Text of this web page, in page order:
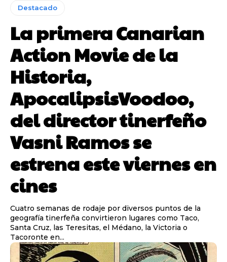
Destacado
La primera Canarian
Action Movie de la
Historia,
ApocalipsisVoodoo,
del director tinerfeño
Vasni Ramos se
estrena este viernes en
cines
Cuatro semanas de rodaje por diversos puntos de la
geografía tinerfeña convirtieron lugares como Taco,
Santa Cruz, las Teresitas, el Médano, la Victoria o
Tacoronte en...